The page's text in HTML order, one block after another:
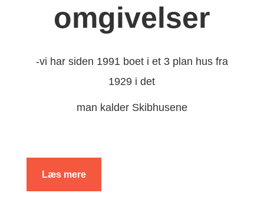
omgivelser
-vi har siden 1991 boet i et 3 plan hus fra
1929 i det
man kalder Skibhusene
Læs mere